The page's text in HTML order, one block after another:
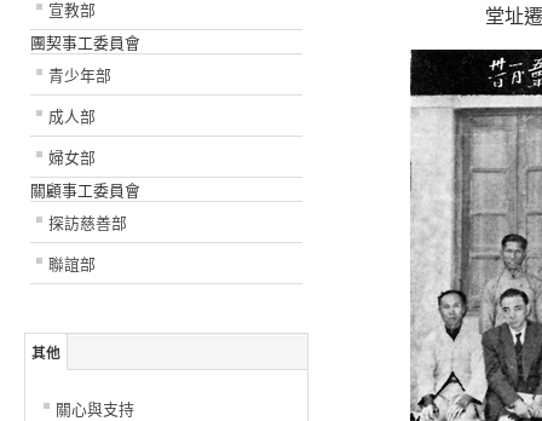
宣教部
團契事工委員會
青少年部
成人部
婦女部
關顧事工委員會
探訪慈善部
聯誼部
其他
關心與支持
堂址